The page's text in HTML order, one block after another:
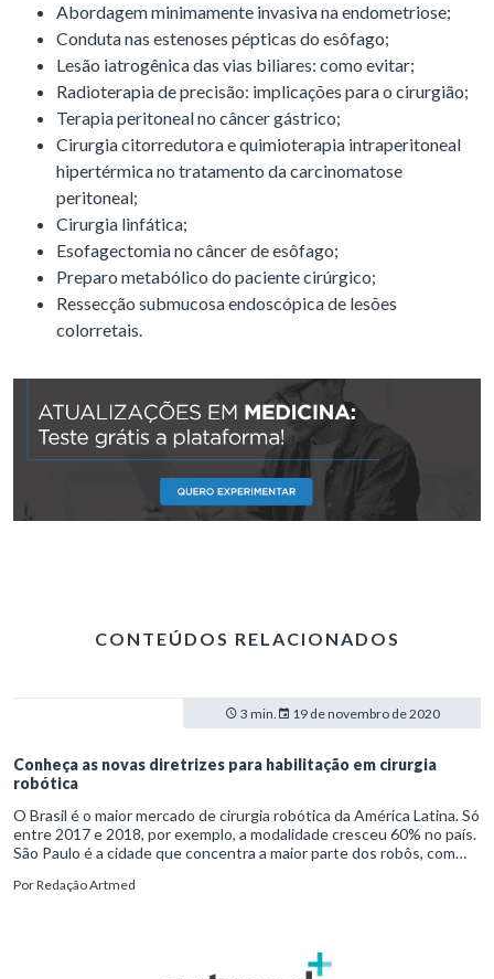
Abordagem minimamente invasiva na endometriose;
Conduta nas estenoses pépticas do esôfago;
Lesão iatrogênica das vias biliares: como evitar;
Radioterapia de precisão: implicações para o cirurgião;
Terapia peritoneal no câncer gástrico;
Cirurgia citorredutora e quimioterapia intraperitoneal
hipertérmica no tratamento da carcinomatose
peritoneal;
Cirurgia linfática;
Esofagectomia no câncer de esôfago;
Preparo metabólico do paciente cirúrgico;
Ressecção submucosa endoscópica de lesões
colorretais.
CONTEÚDOS RELACIONADOS
3 min. 19 de novembro de 2020
Conheça as novas diretrizes para habilitação em cirurgia
robótica
O Brasil é o maior mercado de cirurgia robótica da América Latina. Só
entre 2017 e 2018, por exemplo, a modalidade cresceu 60% no país.
São Paulo é a cidade que concentra a maior parte dos robôs, com
nacional.
PorRedação Artmed